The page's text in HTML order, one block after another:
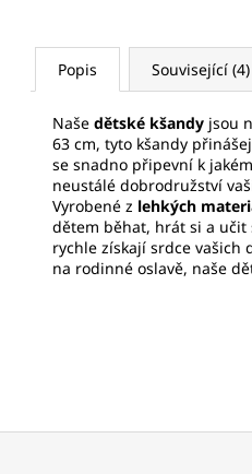
Popis Související (4)
Naše dětské kšandy jsou
63 cm, tyto kšandy
se snadno připevní k
neustálé dobrodružství
Vyrobené z lehkých
dětem běhat, hrát si a učit
rychle získají srdce vašich
na rodinné oslavě, naše